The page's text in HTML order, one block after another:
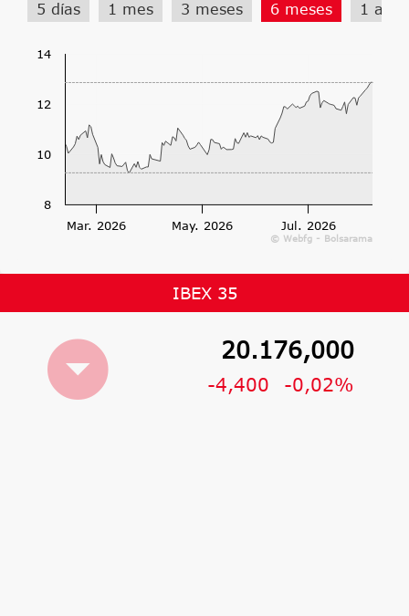
5 días 1 mes 3 meses 6 meses 1 año
Mar. 2026 May. 2026 Jul. 2026
8
10
12
14
© Webfg - Bolsarama
IBEX 35
20.176,000
-4,400 -0,02%